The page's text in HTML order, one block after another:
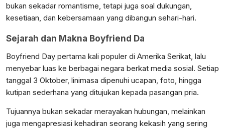
bukan sekadar romantisme, tetapi juga soal dukungan,
kesetiaan, dan kebersamaan yang dibangun sehari-hari.
Sejarah dan Makna Boyfriend Da
Boyfriend Day pertama kali populer di Amerika Serikat, lalu
menyebar luas ke berbagai negara berkat media sosial. Setiap
tanggal 3 Oktober, linimasa dipenuhi ucapan, foto, hingga
kutipan sederhana yang ditujukan kepada pasangan pria.
Tujuannya bukan sekadar merayakan hubungan, melainkan
juga mengapresiasi kehadiran seorang kekasih yang sering